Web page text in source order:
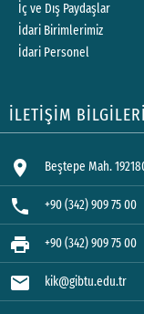
İç ve Dış Paydaşlar
İdari Birimlerimiz
İdari Personel
İLETİŞİM
location_on Beştepe Mah.
phone +90 (342) 909 75 00
print +90 (342) 909 75 00
mail kik@gibtu.edu.tr